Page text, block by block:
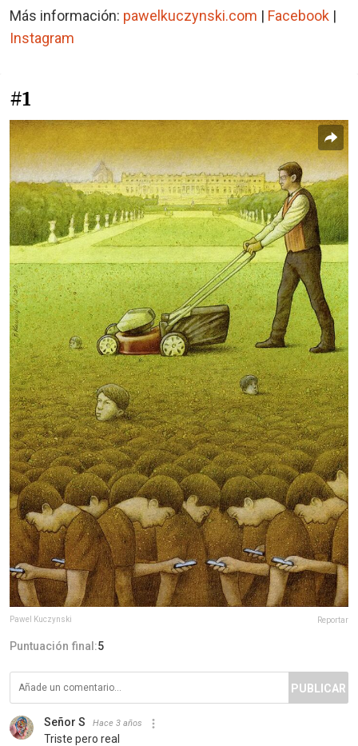
Más información: pawelkuczynski.com | Facebook |
Instagram
#1
Pawel Kuczynski Reportar
Puntuación final:5
PUBLICAR
Señor S Hace 3 años
Triste pero real